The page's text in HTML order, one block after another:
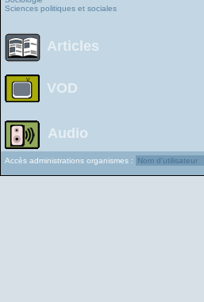
Sciences politiques et sociales
Articles
VOD
Audio
Accès administrations organismes :